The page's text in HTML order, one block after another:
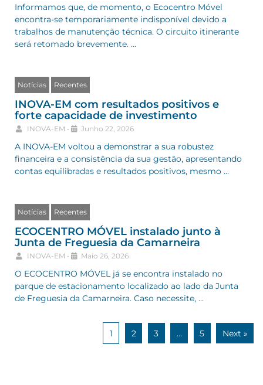
Informamos que, de momento, o Ecocentro Móvel
encontra-se temporariamente indisponível devido a
trabalhos de manutenção técnica. O circuito itinerante
será retomado brevemente. …
Notícias Recentes
INOVA-EM com resultados positivos e
forte capacidade de investimento
INOVA-EM • Junho 22, 2026
A INOVA-EM voltou a demonstrar a sua robustez
financeira e a consistência da sua gestão, apresentando
contas equilibradas e resultados positivos, mesmo …
Notícias Recentes
ECOCENTRO MÓVEL instalado junto à
Junta de Freguesia da Camarneira
INOVA-EM • Maio 26, 2026
O ECOCENTRO MÓVEL já se encontra instalado no
parque de estacionamento localizado ao lado da Junta
de Freguesia da Camarneira. Caso necessite, …
1 2 3 … 5 Next »